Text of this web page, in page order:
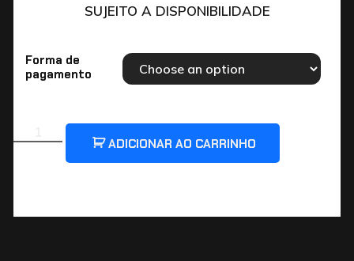
SUJEITO A DISPONIBILIDADE
Forma de
pagamento
ADICIONAR AO CARRINHO